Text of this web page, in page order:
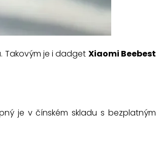
Takovým je i dadget Xiaomi Beebest
je v čínském skladu s bezplatným